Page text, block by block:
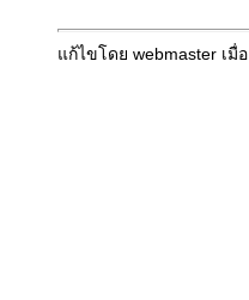
แก้ไขโดย webmaster เมื่อ